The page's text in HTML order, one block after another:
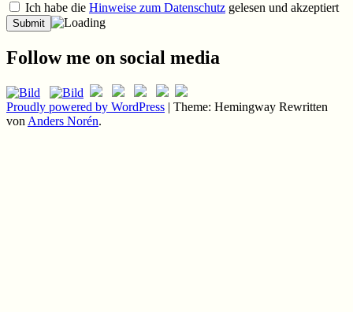
Ich habe die Hinweise zum Datenschutz gelesen und akzeptiert
Follow me on social media
Proudly powered by WordPress | Theme: Hemingway Rewritten
von Anders Norén.